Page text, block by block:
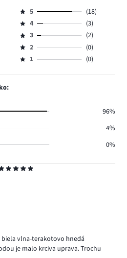
biela vlna-terakotovo hnedá
je malo krciva uprava. Trochu
Hodnotenie
5,
počet
hlasov
18.
5
(18)
Hodnotenie
4,
počet
hlasov
4
(3)
Hodnotenie
3,
počet
3
(2)
Hodnotenie
2,
2
(0)
Hodnotenie
1,
1 (0)
96%
4%
0%